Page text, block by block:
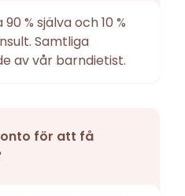
% själva och 10 %
Samtliga
av vår barndietist.
för att få